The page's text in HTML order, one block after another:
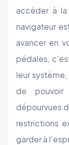
accéder à
navigateur
avancer en
pédales,
leur
de
dépourvues
restrictions
garder à